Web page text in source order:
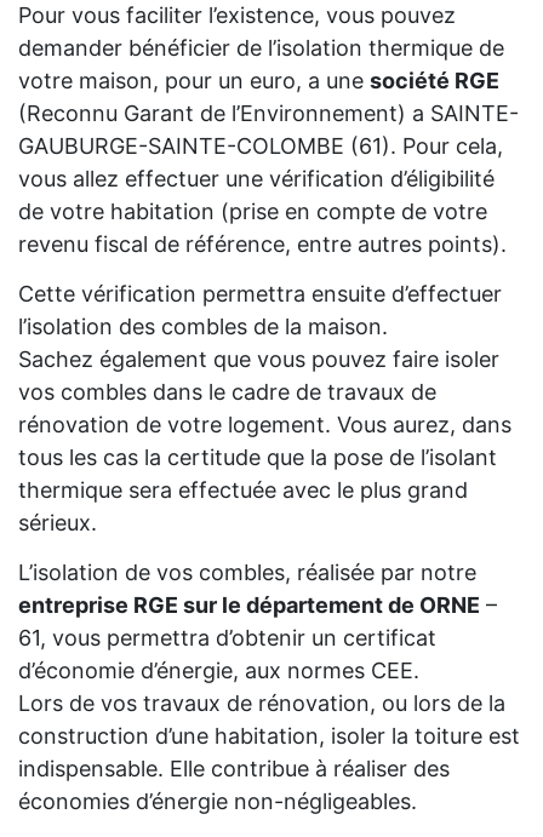
Pour vous faciliter l’existence, vous pouvez
demander bénéficier de l’isolation thermique de
votre maison, pour un euro, a une société RGE
(Reconnu Garant de l’Environnement) a SAINTE-
GAUBURGE-SAINTE-COLOMBE (61). Pour cela,
vous allez effectuer une vérification d’éligibilité
de votre habitation (prise en compte de votre
revenu fiscal de référence, entre autres points).
Cette vérification permettra ensuite d’effectuer
l’isolation des combles de la maison.
Sachez également que vous pouvez faire isoler
vos combles dans le cadre de travaux de
rénovation de votre logement. Vous aurez, dans
tous les cas la certitude que la pose de l’isolant
thermique sera effectuée avec le plus grand
sérieux.
L’isolation de vos combles, réalisée par notre
entreprise RGE sur le département de ORNE –
61, vous permettra d’obtenir un certificat
d’économie d’énergie, aux normes CEE.
Lors de vos travaux de rénovation, ou lors de la
construction d’une habitation, isoler la toiture est
indispensable. Elle contribue à réaliser des
économies d’énergie non-négligeables.